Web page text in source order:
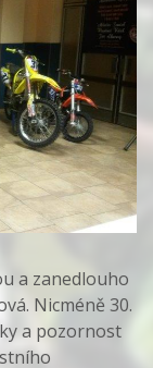
a zanedlouho
Nicméně 30.
a pozornost